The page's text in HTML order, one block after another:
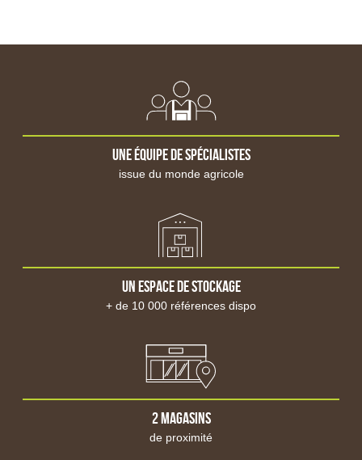
Effaroucheur AviTrac
Pièce détachée canon à gazUne équipe de spécialistes
issue du monde agricole
Un espace de stockage
+ de 10 000 références dispo
2 magasins
de proximité